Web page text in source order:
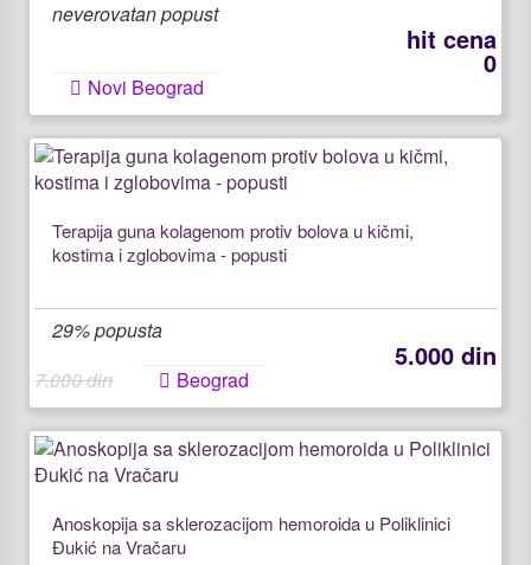
neverovatan popust
hit cena
0
Novi Beograd
Terapija guna kolagenom protiv bolova u kičmi,
kostima i zglobovima - popusti
29% popusta
5.000 din
7.000 din Beograd
Anoskopija sa sklerozacijom hemoroida u Poliklinici
Đukić na Vračaru